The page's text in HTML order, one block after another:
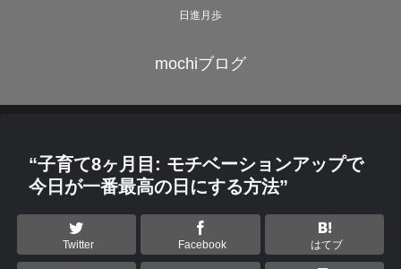
日進月歩
mochiブログ
“子育て8ヶ月目: モチベーションアップで
今日が一番最高の日にする方法”
Twitter Facebook はてブ